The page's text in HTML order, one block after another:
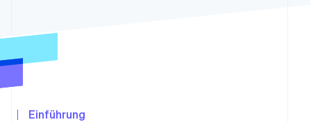
Start-up-Gründung
Climate
Einführung